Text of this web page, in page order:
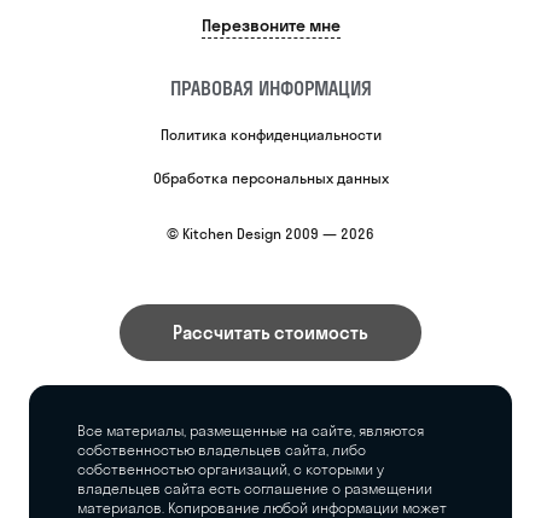
Перезвоните мне
ПРАВОВАЯ ИНФОРМАЦИЯ
Политика конфиденциальности
Обработка персональных данных
© Kitchen Design 2009 — 2026
Рассчитать стоимость
Все материалы, размещенные на сайте, являются
собственностью владельцев сайта, либо
собственностью организаций, с которыми у
владельцев сайта есть соглашение о размещении
материалов. Копирование любой информации может